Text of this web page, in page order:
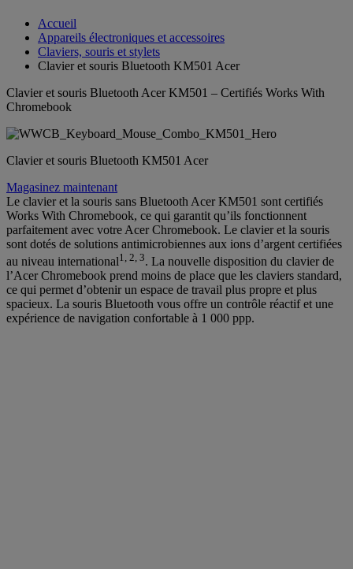
Accueil
Appareils électroniques et accessoires
Claviers, souris et stylets
Clavier et souris Bluetooth KM501 Acer
Clavier et souris Bluetooth Acer KM501 – Certifiés Works With
Chromebook
Clavier et souris Bluetooth KM501 Acer
Magasinez maintenant
Le clavier et la souris sans Bluetooth Acer KM501 sont certifiés
Works With Chromebook, ce qui garantit qu’ils fonctionnent
parfaitement avec votre Acer Chromebook. Le clavier et la souris
sont dotés de solutions antimicrobiennes aux ions d’argent certifiées
au niveau international1, 2, 3. La nouvelle disposition du clavier de
l’Acer Chromebook prend moins de place que les claviers standard,
ce qui permet d’obtenir un espace de travail plus propre et plus
spacieux. La souris Bluetooth vous offre un contrôle réactif et une
expérience de navigation confortable à 1 000 ppp.